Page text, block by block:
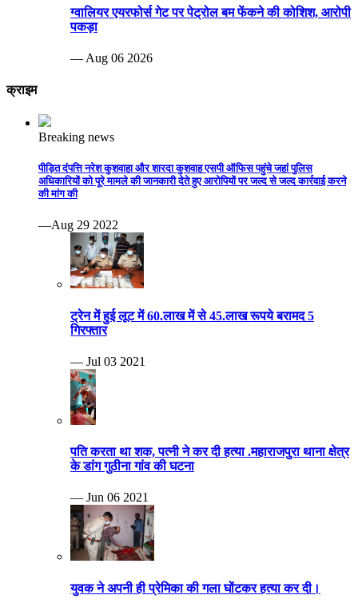
ग्वालियर एयरफोर्स गेट पर पेट्रोल बम फेंकने की कोशिश, आरोपी
पकड़ा
— Aug 06 2026
क्राइम
Breaking news
पीड़ित दंपत्ति नरेश कुशवाहा और शारदा कुशवाह एसपी ऑफिस पहुंचे जहां पुलिस
अधिकारियों को पूरे मामले की जानकारी देते हुए आरोपियों पर जल्द से जल्द कार्रवाई करने
की मांग की
—Aug 29 2022
ट्रेन में हुई लूट में 60.लाख में से 45.लाख रूपये बरामद 5
गिरफ्तार
— Jul 03 2021
पति करता था शक, पत्नी ने कर दी हत्या .महाराजपुरा थाना क्षेत्र
के डांग गुठीना गांव की घटना
— Jun 06 2021
युवक ने अपनी ही प्रेमिका की गला घोंटकर हत्या कर दी।